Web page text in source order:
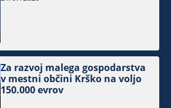
Za razvoj malega gospodarstva
v mestni občini Krško na voljo
150.000 evrov